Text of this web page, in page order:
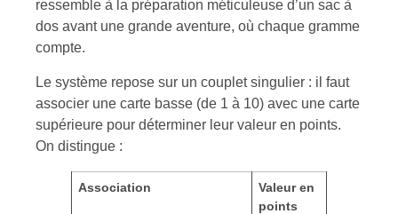
ressemble à la préparation méticuleuse d’un sac à
dos avant une grande aventure, où chaque gramme
compte.
Le système repose sur un couplet singulier : il faut
associer une carte basse (de 1 à 10) avec une carte
supérieure pour déterminer leur valeur en points.
On distingue :
Association
Valeur en
points